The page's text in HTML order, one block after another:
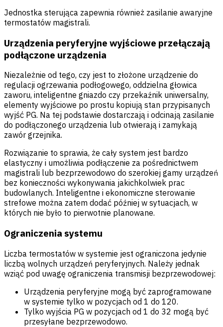
Jednostka sterująca zapewnia również zasilanie awaryjne
termostatów magistrali.
Urządzenia peryferyjne wyjściowe przełączają
podłączone urządzenia
Niezależnie od tego, czy jest to złożone urządzenie do
regulacji ogrzewania podłogowego, oddzielna głowica
zaworu, inteligentne gniazdo czy przekaźnik uniwersalny,
elementy wyjściowe po prostu kopiują stan przypisanych
wyjść PG. Na tej podstawie dostarczają i odcinają zasilanie
do podłączonego urządzenia lub otwierają i zamykają
zawór grzejnika.
Rozwiązanie to sprawia, że cały system jest bardzo
elastyczny i umożliwia podłączenie za pośrednictwem
magistrali lub bezprzewodowo do szerokiej gamy urządzeń
bez konieczności wykonywania jakichkolwiek prac
budowlanych. Inteligentne i ekonomiczne sterowanie
strefowe można zatem dodać później w sytuacjach, w
których nie było to pierwotnie planowane.
Ograniczenia systemu
Liczba termostatów w systemie jest ograniczona jedynie
liczbą wolnych urządzeń peryferyjnych. Należy jednak
wziąć pod uwagę ograniczenia transmisji bezprzewodowej:
Urządzenia peryferyjne mogą być zaprogramowane
w systemie tylko w pozycjach od 1 do 120.
Tylko wyjścia PG w pozycjach od 1 do 32 mogą być
przesyłane bezprzewodowo.